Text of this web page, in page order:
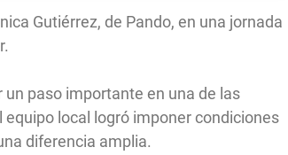
Gutiérrez, de Pando, en una jornada
un paso importante en una de las
local logró imponer condiciones
diferencia amplia.